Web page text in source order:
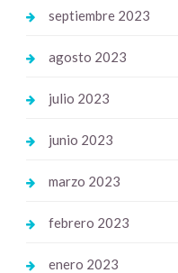
septiembre 2023
agosto 2023
julio 2023
junio 2023
marzo 2023
febrero 2023
enero 2023